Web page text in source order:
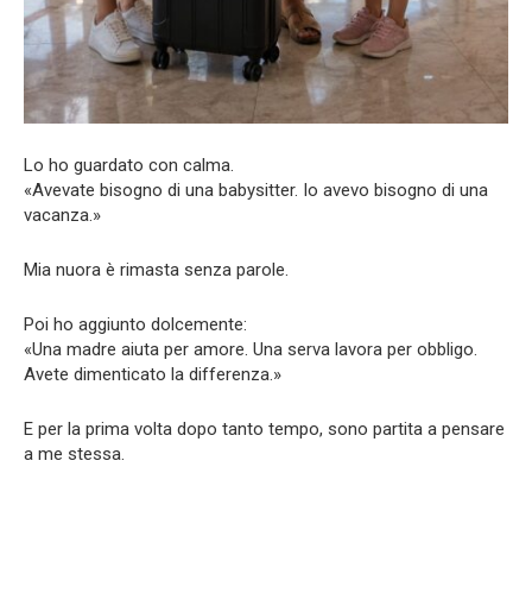
Lo ho guardato con calma.
«Avevate bisogno di una babysitter. Io avevo bisogno di una
vacanza.»
Mia nuora è rimasta senza parole.
Poi ho aggiunto dolcemente:
«Una madre aiuta per amore. Una serva lavora per obbligo.
Avete dimenticato la differenza.»
E per la prima volta dopo tanto tempo, sono partita a pensare
a me stessa.